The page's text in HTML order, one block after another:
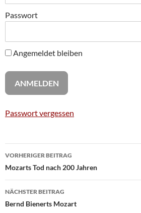
Passwort
Angemeldet bleiben
Passwort vergessen
Beitragsnavigation
VORHERIGER BEITRAG
Mozarts Tod nach 200 Jahren
NÄCHSTER BEITRAG
Bernd Bienerts Mozart